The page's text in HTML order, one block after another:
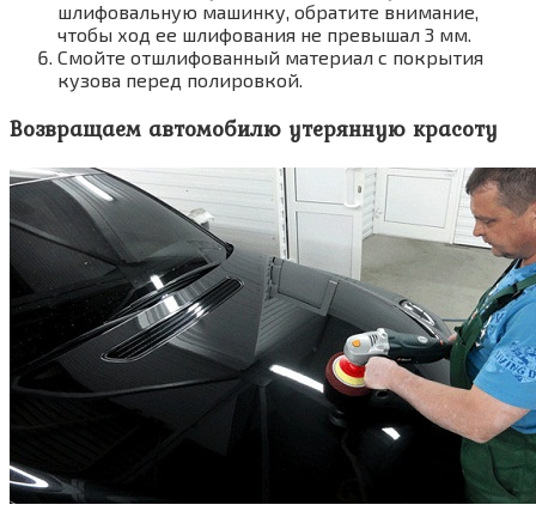
шлифовальную машинку, обратите внимание,
чтобы ход ее шлифования не превышал 3 мм.
Смойте отшлифованный материал с покрытия
кузова перед полировкой.
Возвращаем автомобилю утерянную красоту